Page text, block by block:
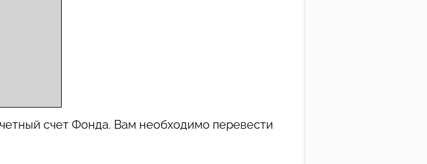
счет Фонда. Вам необходимо перевести